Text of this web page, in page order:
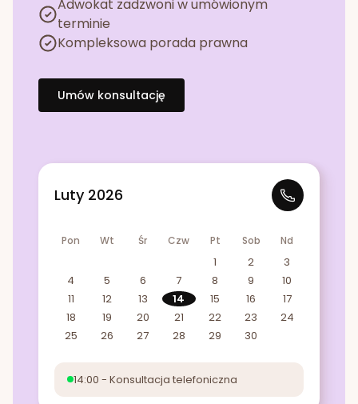
Adwokat zadzwoni w umówionym
terminie
Kompleksowa porada prawna
Umów konsultację
Luty 2026
Pon Wt Śr Czw Pt Sob Nd
1 2
3
4
5 6 7 8 9
10
11
12 13 14 15 16
17
18
19 20 21 22 23
24
25
26 27 28 29 30
14:00 - Konsultacja telefoniczna